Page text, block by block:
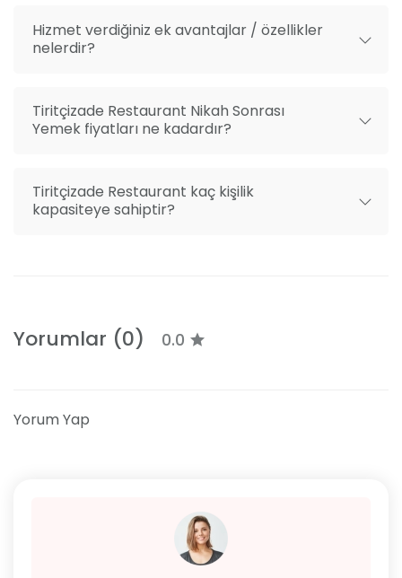
Hizmet verdiğiniz ek avantajlar / özellikler
nelerdir?
Tiritçizade Restaurant Nikah Sonrası
Yemek fiyatları ne kadardır?
Tiritçizade Restaurant kaç kişilik
kapasiteye sahiptir?
Yorumlar (0) 0.0
Yorum Yap